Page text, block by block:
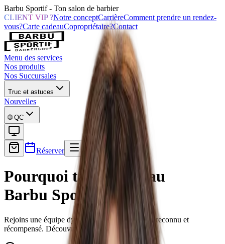
Barbu Sportif - Ton salon de barbier
CLIENT VIP ?Notre conceptCarrièreComment prendre un rendez-
vous?Carte cadeauCopropriétaire?Contact
Menu des services
Nos produits
Nos Succursales
Truc et astuces
Nouvelles
🌐QC
Réserver
Pourquoi ta carrière au
Barbu Sportif ?
Rejoins une équipe dynamique où ton talent est reconnu et
récompensé. Découvre nos avantages exclusifs.